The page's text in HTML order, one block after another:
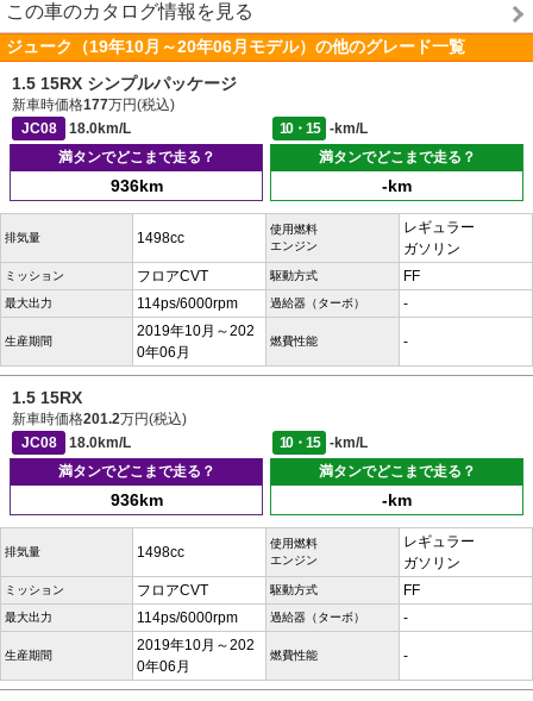
この車のカタログ情報を見る
ジューク（19年10月～20年06月モデル）の他のグレード一覧
1.5 15RX シンプルパッケージ
新車時価格177万円(税込)
JC08
18.0km/L 10・15
-km/L
満タンでどこまで走る？
936km
満タンでどこまで走る？
-km
排気量 1498cc
使用燃料
エンジン
レギュラー
ガソリン
ミッション フロアCVT 駆動方式 FF
最大出力 114ps/6000rpm 過給器（ターボ） -
生産期間
2019年10月～202
0年06月
燃費性能 -
1.5 15RX
新車時価格201.2万円(税込)
JC08
18.0km/L 10・15
-km/L
満タンでどこまで走る？
936km
満タンでどこまで走る？
-km
排気量 1498cc
使用燃料
エンジン
レギュラー
ガソリン
ミッション フロアCVT 駆動方式 FF
最大出力 114ps/6000rpm 過給器（ターボ） -
生産期間
2019年10月～202
0年06月
燃費性能 -